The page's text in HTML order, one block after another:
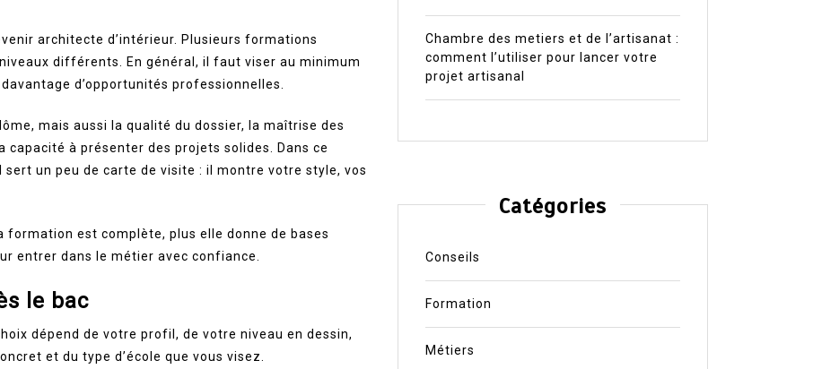
architecte d’intérieur. Plusieurs formations
différents. En général, il faut viser au minimum
d’opportunités professionnelles.
mais aussi la qualité du dossier, la maîtrise des
à présenter des projets solides. Dans ce
un peu de carte de visite : il montre votre style, vos
formation est complète, plus elle donne de bases
entrer dans le métier avec confiance.
le bac
dépend de votre profil, de votre niveau en dessin,
et du type d’école que vous visez.
Chambre des metiers et de l’artisanat :
comment l’utiliser pour lancer votre
projet artisanal
Catégories
Conseils
Formation
Métiers